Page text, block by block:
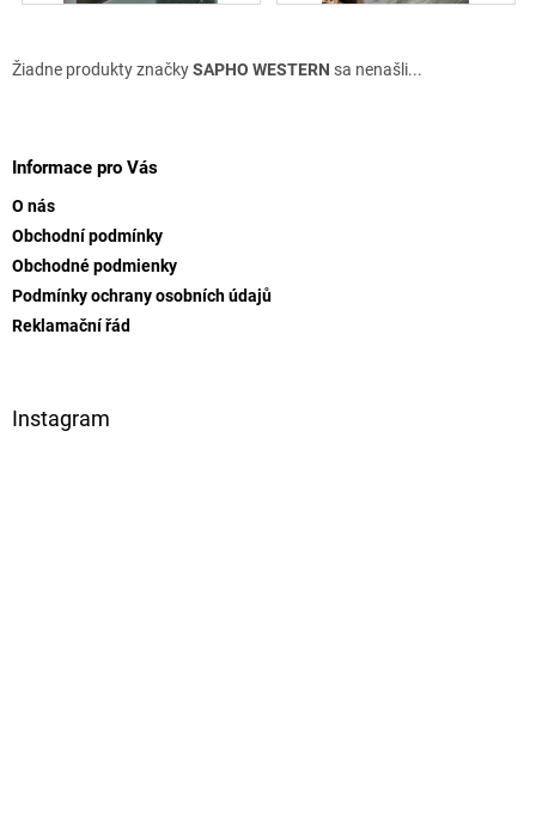
Žiadne produkty značkySAPHO WESTERN sa nenašli...
Informace pro Vás
O nás
Obchodní podmínky
Obchodné podmienky
Podmínky ochrany osobních údajů
Reklamační řád
Instagram